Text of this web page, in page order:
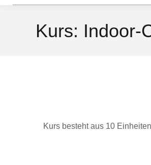
Kurs: Indoor-
Kurs besteht aus 10